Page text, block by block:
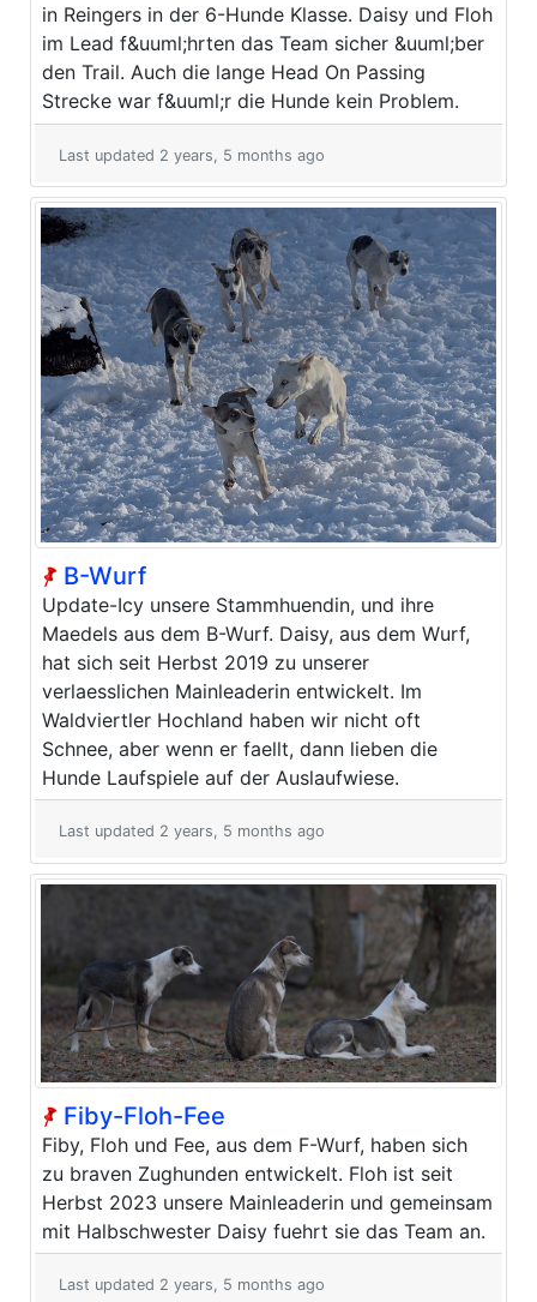
in Reingers in der 6-Hunde Klasse. Daisy und Floh
im Lead f&uuml;hrten das Team sicher &uuml;ber
den Trail. Auch die lange Head On Passing
Strecke war f&uuml;r die Hunde kein Problem.
Last updated 2 years, 5 months ago
B-Wurf
Update-Icy unsere Stammhuendin, und ihre
Maedels aus dem B-Wurf. Daisy, aus dem Wurf,
hat sich seit Herbst 2019 zu unserer
verlaesslichen Mainleaderin entwickelt. Im
Waldviertler Hochland haben wir nicht oft
Schnee, aber wenn er faellt, dann lieben die
Hunde Laufspiele auf der Auslaufwiese.
Last updated 2 years, 5 months ago
Fiby-Floh-Fee
Fiby, Floh und Fee, aus dem F-Wurf, haben sich
zu braven Zughunden entwickelt. Floh ist seit
Herbst 2023 unsere Mainleaderin und gemeinsam
mit Halbschwester Daisy fuehrt sie das Team an.
Last updated 2 years, 5 months ago